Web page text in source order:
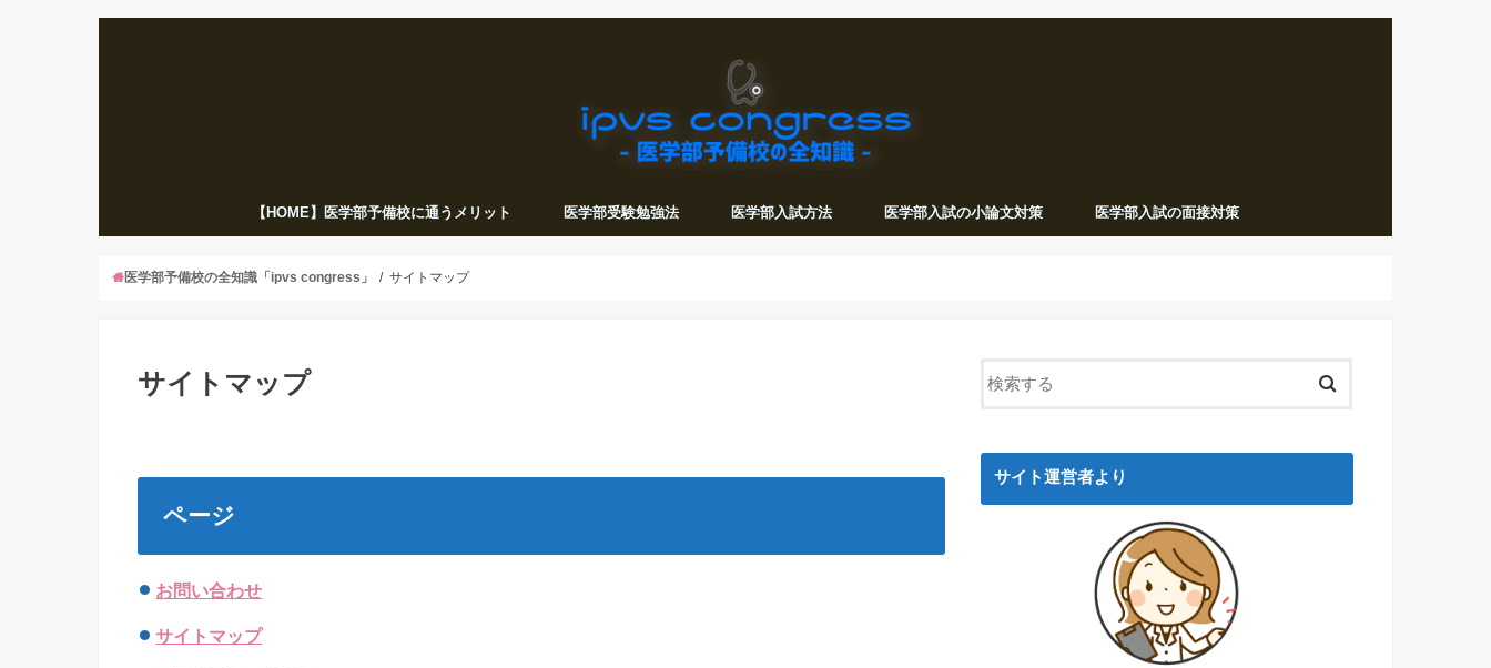
【HOME】医学部予備校に通うメリット 医学部受験勉強法 医学部入試方法 医学部入試の小論文対策 医学部入試の面接対策
医学部予備校の全知識「ipvs congress」 サイトマップ
サイトマップ
ページ
お問い合わせ
サイトマップ
サイト運営者より